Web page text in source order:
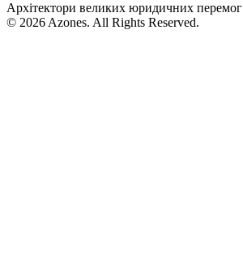
Архітектори великих юридичних перемог
© 2026 Azones. All Rights Reserved.